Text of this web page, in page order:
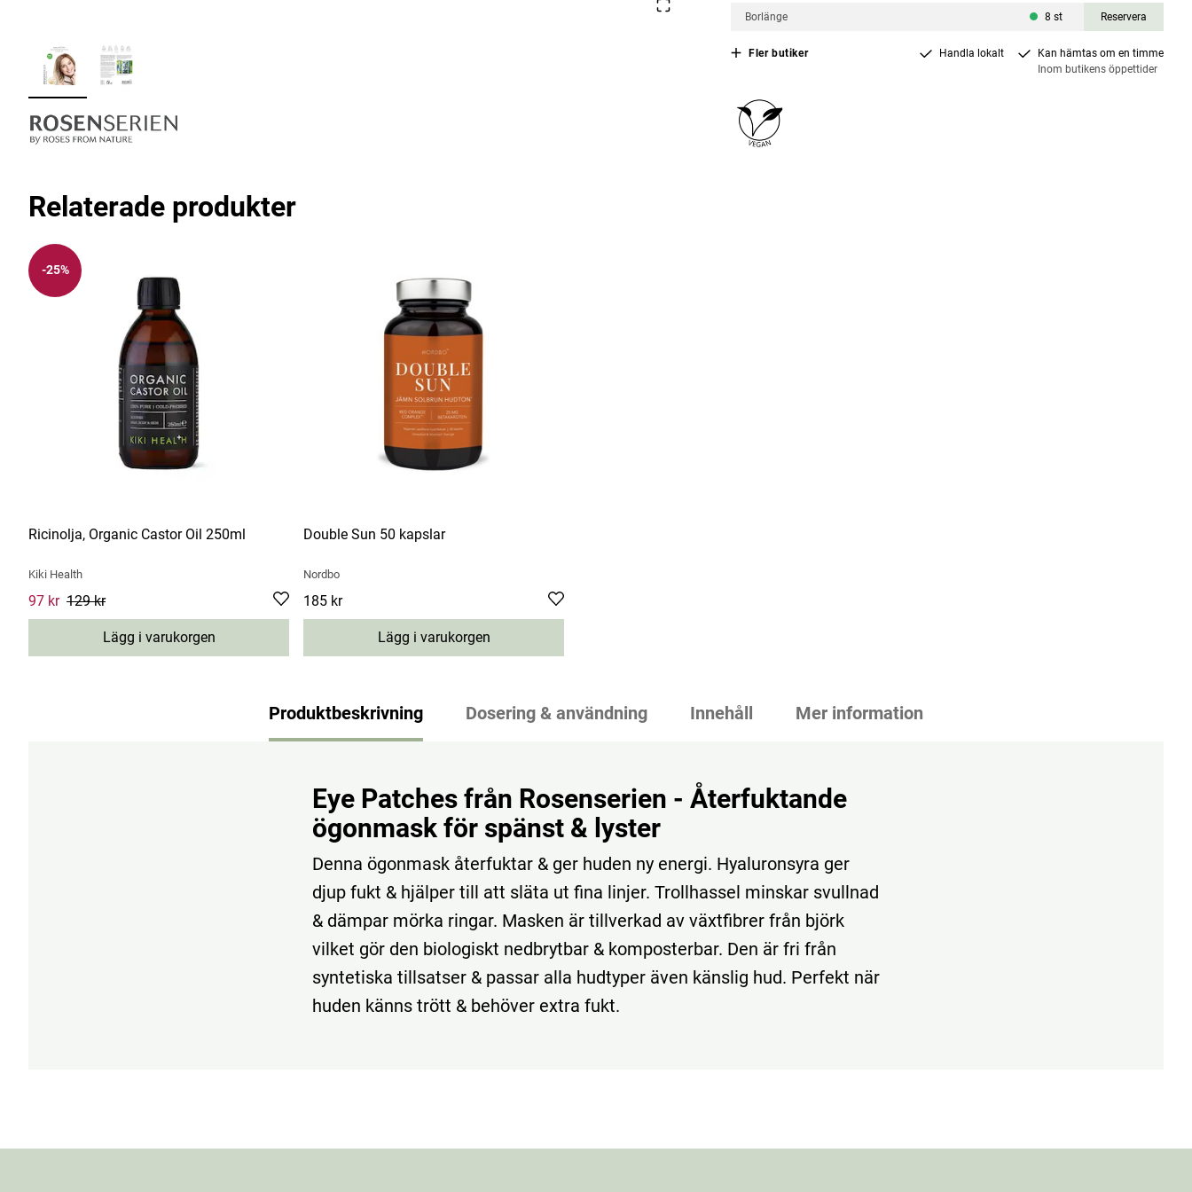
Borlänge 8 st Reservera
Fler butiker Handla lokalt
Kan hämtas om en timme
Inom butikens öppettider
Relaterade produkter
-25%
Ricinolja, Organic Castor Oil 250ml
Kiki Health
Current price 129 kr
97 kr 129 kr
Lägg i varukorgen
Double Sun 50 kapslar
Nordbo
Pris :185 kr
185 kr
Lägg i varukorgen
Produktbeskrivning Dosering & användning Innehåll Mer information
Eye Patches från Rosenserien - Återfuktande
ögonmask för spänst & lyster
Denna ögonmask återfuktar & ger huden ny energi. Hyaluronsyra ger
djup fukt & hjälper till att släta ut fina linjer. Trollhassel minskar svullnad
& dämpar mörka ringar. Masken är tillverkad av växtfibrer från björk
vilket gör den biologiskt nedbrytbar & komposterbar. Den är fri från
syntetiska tillsatser & passar alla hudtyper även känslig hud. Perfekt när
huden känns trött & behöver extra fukt.